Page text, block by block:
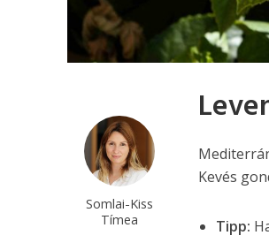
Somlai-Kiss
Tímea
Kevés
Tipp: